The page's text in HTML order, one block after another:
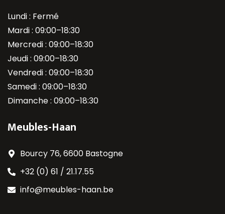
Lundi : Fermé
Mardi : 09:00–18:30
Mercredi : 09:00–18:30
Jeudi : 09:00–18:30
Vendredi : 09:00–18:30
Samedi : 09:00–18:30
Dimanche : 09:00–18:30
Meubles-Haan
Bourcy 76, 6600 Bastogne
+32 (0) 61 / 21.17.55
info@meubles-haan.be